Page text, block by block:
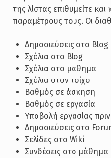
της λίστας επιθυμείτε και
παραμέτρους τους. Οι
Δημοσιεύσεις στο Blog
Σχόλια στο Blog
Σχόλια στο μάθημα
Σχόλια στον τοίχο
Βαθμός σε άσκηση
Βαθμός σε εργασία
Υποβολή εργασίας
Δημοσιεύσεις στο
Σελίδες στο Wiki
Συνδέσεις στο μάθημα